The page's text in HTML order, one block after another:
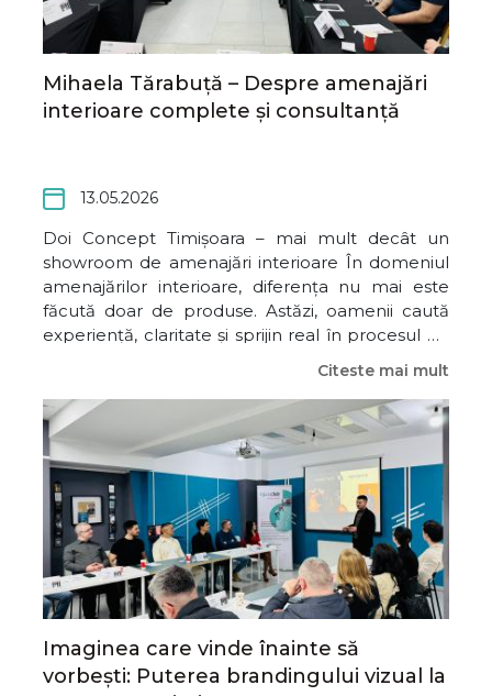
Mihaela Tărabuță – Despre amenajări
interioare complete și consultanță
13.05.2026
Doi Concept Timișoara – mai mult decât un
showroom de amenajări interioare În domeniul
amenajărilor interioare, diferența nu mai este
făcută doar de produse. Astăzi, oamenii caută
experiență, claritate și sprijin real în procesul de
amenajare. În cadrul întâlnirii BIZZ.CLUB
Spotlight, am avut-o alături pe Mi
Citeste mai mult
Imaginea care vinde înainte să
vorbești: Puterea brandingului vizual la